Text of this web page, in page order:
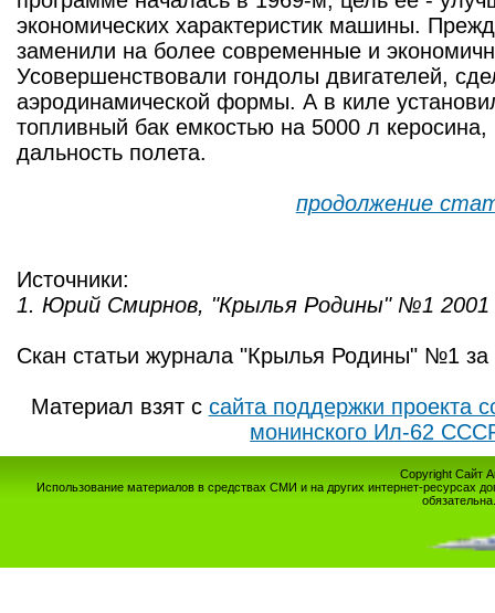
экономических характеристик машины.
заменили на более современные и
Усовершенствовали гондолы двигателей,
аэродинамической формы. А в киле
топливный бак емкостью на 5000 л керосина,
дальность полета.
продолжение
Источники:
1. Юрий Смирнов, "Крылья Родины" №1 2001
Скан статьи журнала "Крылья Родины" №1 за
Материал взят с сайта поддержки проекта
монинского Ил-62
Copyright Сайт
Использование материалов в средствах СМИ и на других интернет-ресурсах
обязательна.